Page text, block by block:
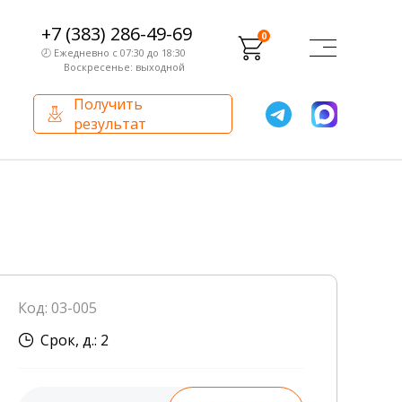
+7 (383) 286-49-69
🕗 Ежедневно с 07:30 до 18:30
Воскресенье: выходной
0
Получить
результат
Внутренний аудит
Сотрудники лаборатории
Код: 03-005
Срок, д.: 2